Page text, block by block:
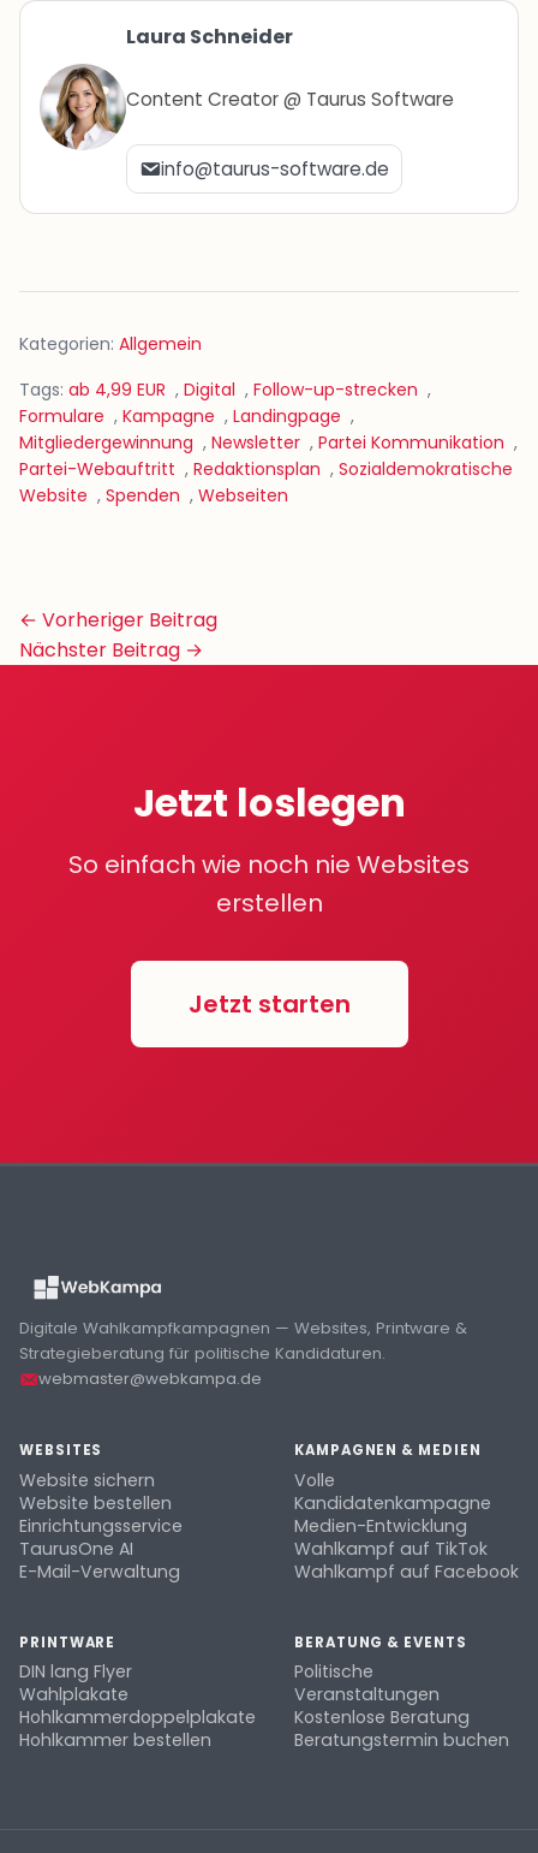
Laura Schneider
Content Creator @ Taurus Software
info@taurus-software.de
Kategorien: Allgemein
Tags: ab 4,99 EUR , Digital , Follow-up-strecken ,
Formulare , Kampagne , Landingpage ,
Mitgliedergewinnung , Newsletter , Partei Kommunikation ,
Partei-Webauftritt , Redaktionsplan , Sozialdemokratische
Website , Spenden , Webseiten
Beitrags-
Navigation
← Vorheriger Beitrag
Nächster Beitrag →
Jetzt loslegen
So einfach wie noch nie Websites
erstellen
Jetzt starten
Digitale Wahlkampfkampagnen — Websites, Printware &
Strategieberatung für politische Kandidaturen.
webmaster@webkampa.de
WEBSITES
Website sichern
Website bestellen
Einrichtungsservice
TaurusOne AI
E-Mail-Verwaltung
KAMPAGNEN & MEDIEN
Volle
Kandidatenkampagne
Medien-Entwicklung
Wahlkampf auf TikTok
Wahlkampf auf Facebook
PRINTWARE
DIN lang Flyer
Wahlplakate
Hohlkammerdoppelplakate
Hohlkammer bestellen
BERATUNG & EVENTS
Politische
Veranstaltungen
Kostenlose Beratung
Beratungstermin buchen